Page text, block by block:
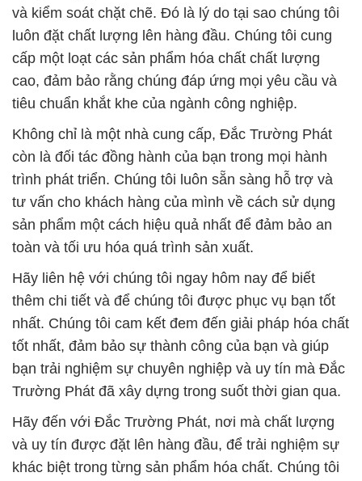
và kiểm soát chặt chẽ. Đó là lý do tại sao chúng tôi
luôn đặt chất lượng lên hàng đầu. Chúng tôi cung
cấp một loạt các sản phẩm hóa chất chất lượng
cao, đảm bảo rằng chúng đáp ứng mọi yêu cầu và
tiêu chuẩn khắt khe của ngành công nghiệp.
Không chỉ là một nhà cung cấp, Đắc Trường Phát
còn là đối tác đồng hành của bạn trong mọi hành
trình phát triển. Chúng tôi luôn sẵn sàng hỗ trợ và
tư vấn cho khách hàng của mình về cách sử dụng
sản phẩm một cách hiệu quả nhất để đảm bảo an
toàn và tối ưu hóa quá trình sản xuất.
Hãy liên hệ với chúng tôi ngay hôm nay để biết
thêm chi tiết và để chúng tôi được phục vụ bạn tốt
nhất. Chúng tôi cam kết đem đến giải pháp hóa chất
tốt nhất, đảm bảo sự thành công của bạn và giúp
bạn trải nghiệm sự chuyên nghiệp và uy tín mà Đắc
Trường Phát đã xây dựng trong suốt thời gian qua.
Hãy đến với Đắc Trường Phát, nơi mà chất lượng
và uy tín được đặt lên hàng đầu, để trải nghiệm sự
khác biệt trong từng sản phẩm hóa chất. Chúng tôi